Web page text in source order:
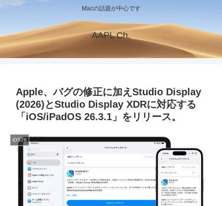
Macの話題が中心です
AAPL Ch.
Apple、バグの修正に加えStudio Display
(2026)とStudio Display XDRに対応する
「iOS/iPadOS 26.3.1」をリリース。
iOS26